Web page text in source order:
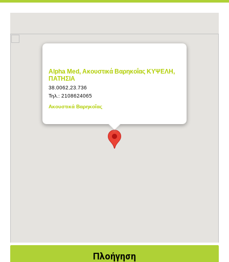
Alpha Med, Ακουστικά Βαρηκοΐας ΚΥΨΕΛΗ,
ΠΑΤΗΣΙΑ
38.0062,23.736
Τηλ.: 2108624065
Ακουστικά Βαρηκοΐας
Πλοήγηση